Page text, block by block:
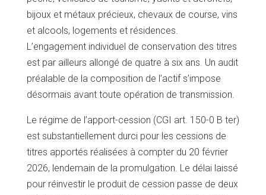
bijoux et métaux précieux, chevaux de course, vins
et alcools, logements et résidences.
L’engagement individuel de conservation des titres
est par ailleurs allongé de quatre à six ans. Un audit
préalable de la composition de l’actif s’impose
désormais avant toute opération de transmission.
Le régime de l’apport-cession (CGI art. 150-0 B ter)
est substantiellement durci pour les cessions de
titres apportés réalisées à compter du 20 février
2026, lendemain de la promulgation. Le délai laissé
pour réinvestir le produit de cession passe de deux